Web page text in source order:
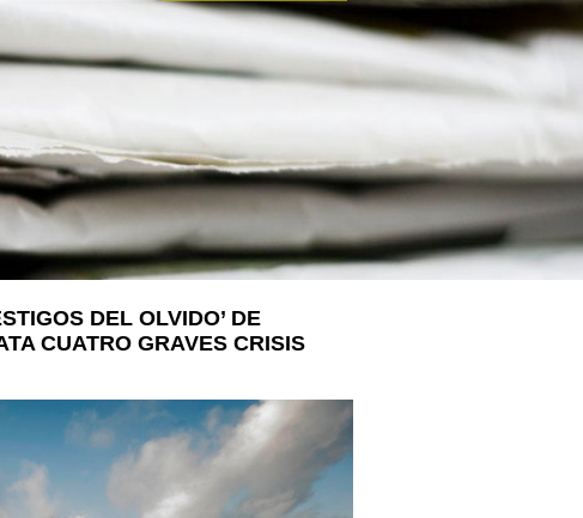
A TÚA VISITA
ZURE BISITALDIA
DEIN BESUCH
LA VOSTRA VISITA
A SUA VISITA
DEL OLVIDO’ DE
CUATRO GRAVES CRISIS